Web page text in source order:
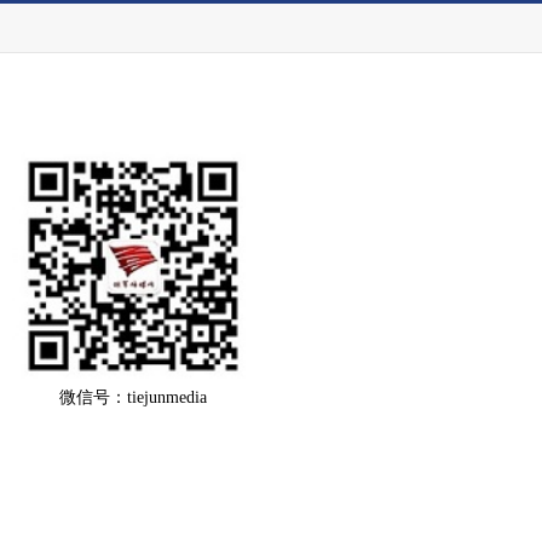
微信号：tiejunmedia